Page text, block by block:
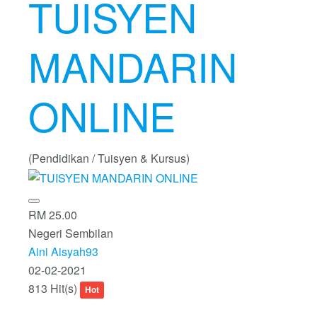
TUISYEN
MANDARIN
ONLINE
(Pendidikan / Tuisyen & Kursus)
RM 25.00
Negeri Sembilan
Aini Aisyah93
02-02-2021
813 Hit(s)
Hot